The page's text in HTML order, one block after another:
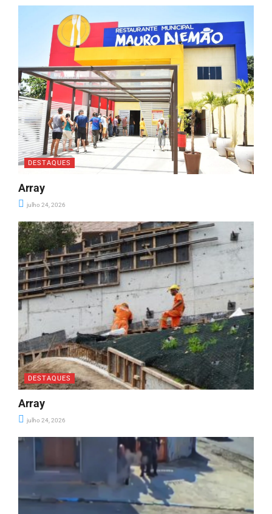
DESTAQUES
Array
julho 24, 2026
DESTAQUES
Array
julho 24, 2026